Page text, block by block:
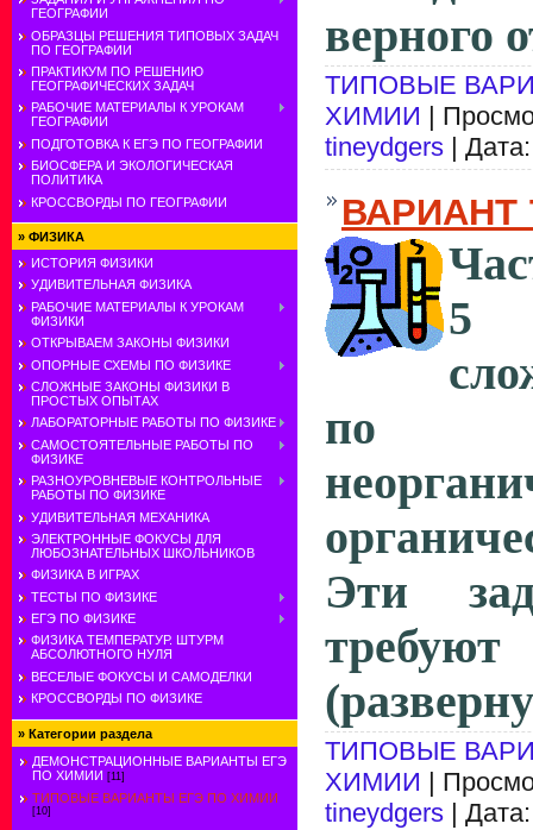
ГЕОГРАФИИ
ОБРАЗЦЫ РЕШЕНИЯ ТИПОВЫХ ЗАДАЧ
ПО ГЕОГРАФИИ
ПРАКТИКУМ ПО РЕШЕНИЮ
ГЕОГРАФИЧЕСКИХ ЗАДАЧ
РАБОЧИЕ МАТЕРИАЛЫ К УРОКАМ
ГЕОГРАФИИ
ПОДГОТОВКА К ЕГЭ ПО ГЕОГРАФИИ
БИОСФЕРА И ЭКОЛОГИЧЕСКАЯ
ПОЛИТИКА
КРОССВОРДЫ ПО ГЕОГРАФИИ
» ФИЗИКА
ИСТОРИЯ ФИЗИКИ
УДИВИТЕЛЬНАЯ ФИЗИКА
РАБОЧИЕ МАТЕРИАЛЫ К УРОКАМ
ФИЗИКИ
ОТКРЫВАЕМ ЗАКОНЫ ФИЗИКИ
ОПОРНЫЕ СХЕМЫ ПО ФИЗИКЕ
СЛОЖНЫЕ ЗАКОНЫ ФИЗИКИ В
ПРОСТЫХ ОПЫТАХ
ЛАБОРАТОРНЫЕ РАБОТЫ ПО ФИЗИКЕ
САМОСТОЯТЕЛЬНЫЕ РАБОТЫ ПО
ФИЗИКЕ
РАЗНОУРОВНЕВЫЕ КОНТРОЛЬНЫЕ
РАБОТЫ ПО ФИЗИКЕ
УДИВИТЕЛЬНАЯ МЕХАНИКА
ЭЛЕКТРОННЫЕ ФОКУСЫ ДЛЯ
ЛЮБОЗНАТЕЛЬНЫХ ШКОЛЬНИКОВ
ФИЗИКА В ИГРАХ
ТЕСТЫ ПО ФИЗИКЕ
ЕГЭ ПО ФИЗИКЕ
ФИЗИКА ТЕМПЕРАТУР. ШТУРМ
АБСОЛЮТНОГО НУЛЯ
ВЕСЕЛЫЕ ФОКУСЫ И САМОДЕЛКИ
КРОССВОРДЫ ПО ФИЗИКЕ
» Категории раздела
ДЕМОНСТРАЦИОННЫЕ ВАРИАНТЫ ЕГЭ
ПО ХИМИИ [11]
ТИПОВЫЕ ВАРИАНТЫ ЕГЭ ПО ХИМИИ
[10]
верного
ТИПОВЫЕ
ХИМИИ |
tineydgers |
ВАРИАНТ
5
по
Эти
требуют
(
ТИПОВЫЕ
ХИМИИ |
tineydgers |